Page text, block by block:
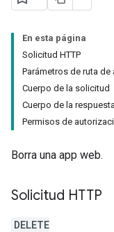
En esta página
Solicitud HTTP
Parámetros de ruta de
Cuerpo de la solicitud
Cuerpo de la respuesta
Permisos de
Borra una app web.
Solicitud HTTP
DELETE